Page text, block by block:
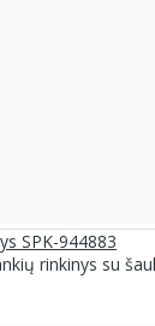
SPK-944883
rinkinys su